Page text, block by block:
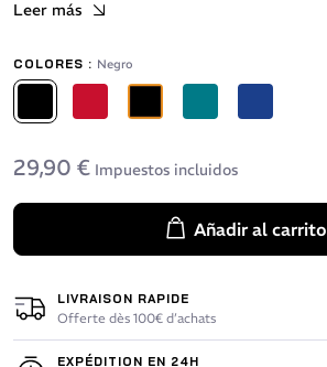
Leer más
COLORES : Negro
Negro
29,90 € Impuestos incluidos
Añadir al carrito
LIVRAISON RAPIDE
Offerte dès 100€ d’achats
EXPÉDITION EN 24H